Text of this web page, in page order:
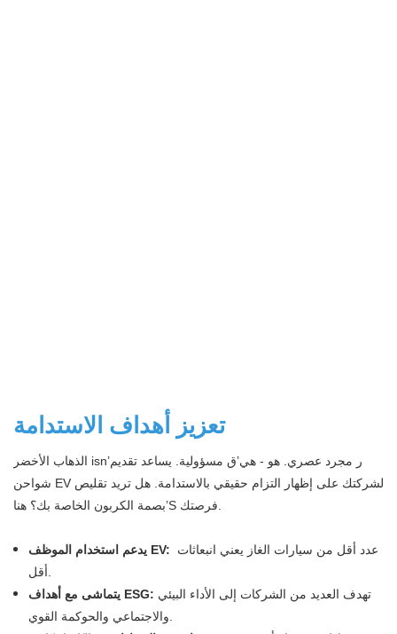
تعزيز أهداف الاستدامة
الذهاب الأخضر isn’ر مجرد عصري. هو - هي’ق مسؤولية. يساعد تقديم
شواحن EV لشركتك على إظهار التزام حقيقي بالاستدامة. هل تريد تقليص
يدعم استخدام الموظف EV:
يتماشى مع أهداف ESG: تهدف العديد من الشركات إلى الأداء البيئي